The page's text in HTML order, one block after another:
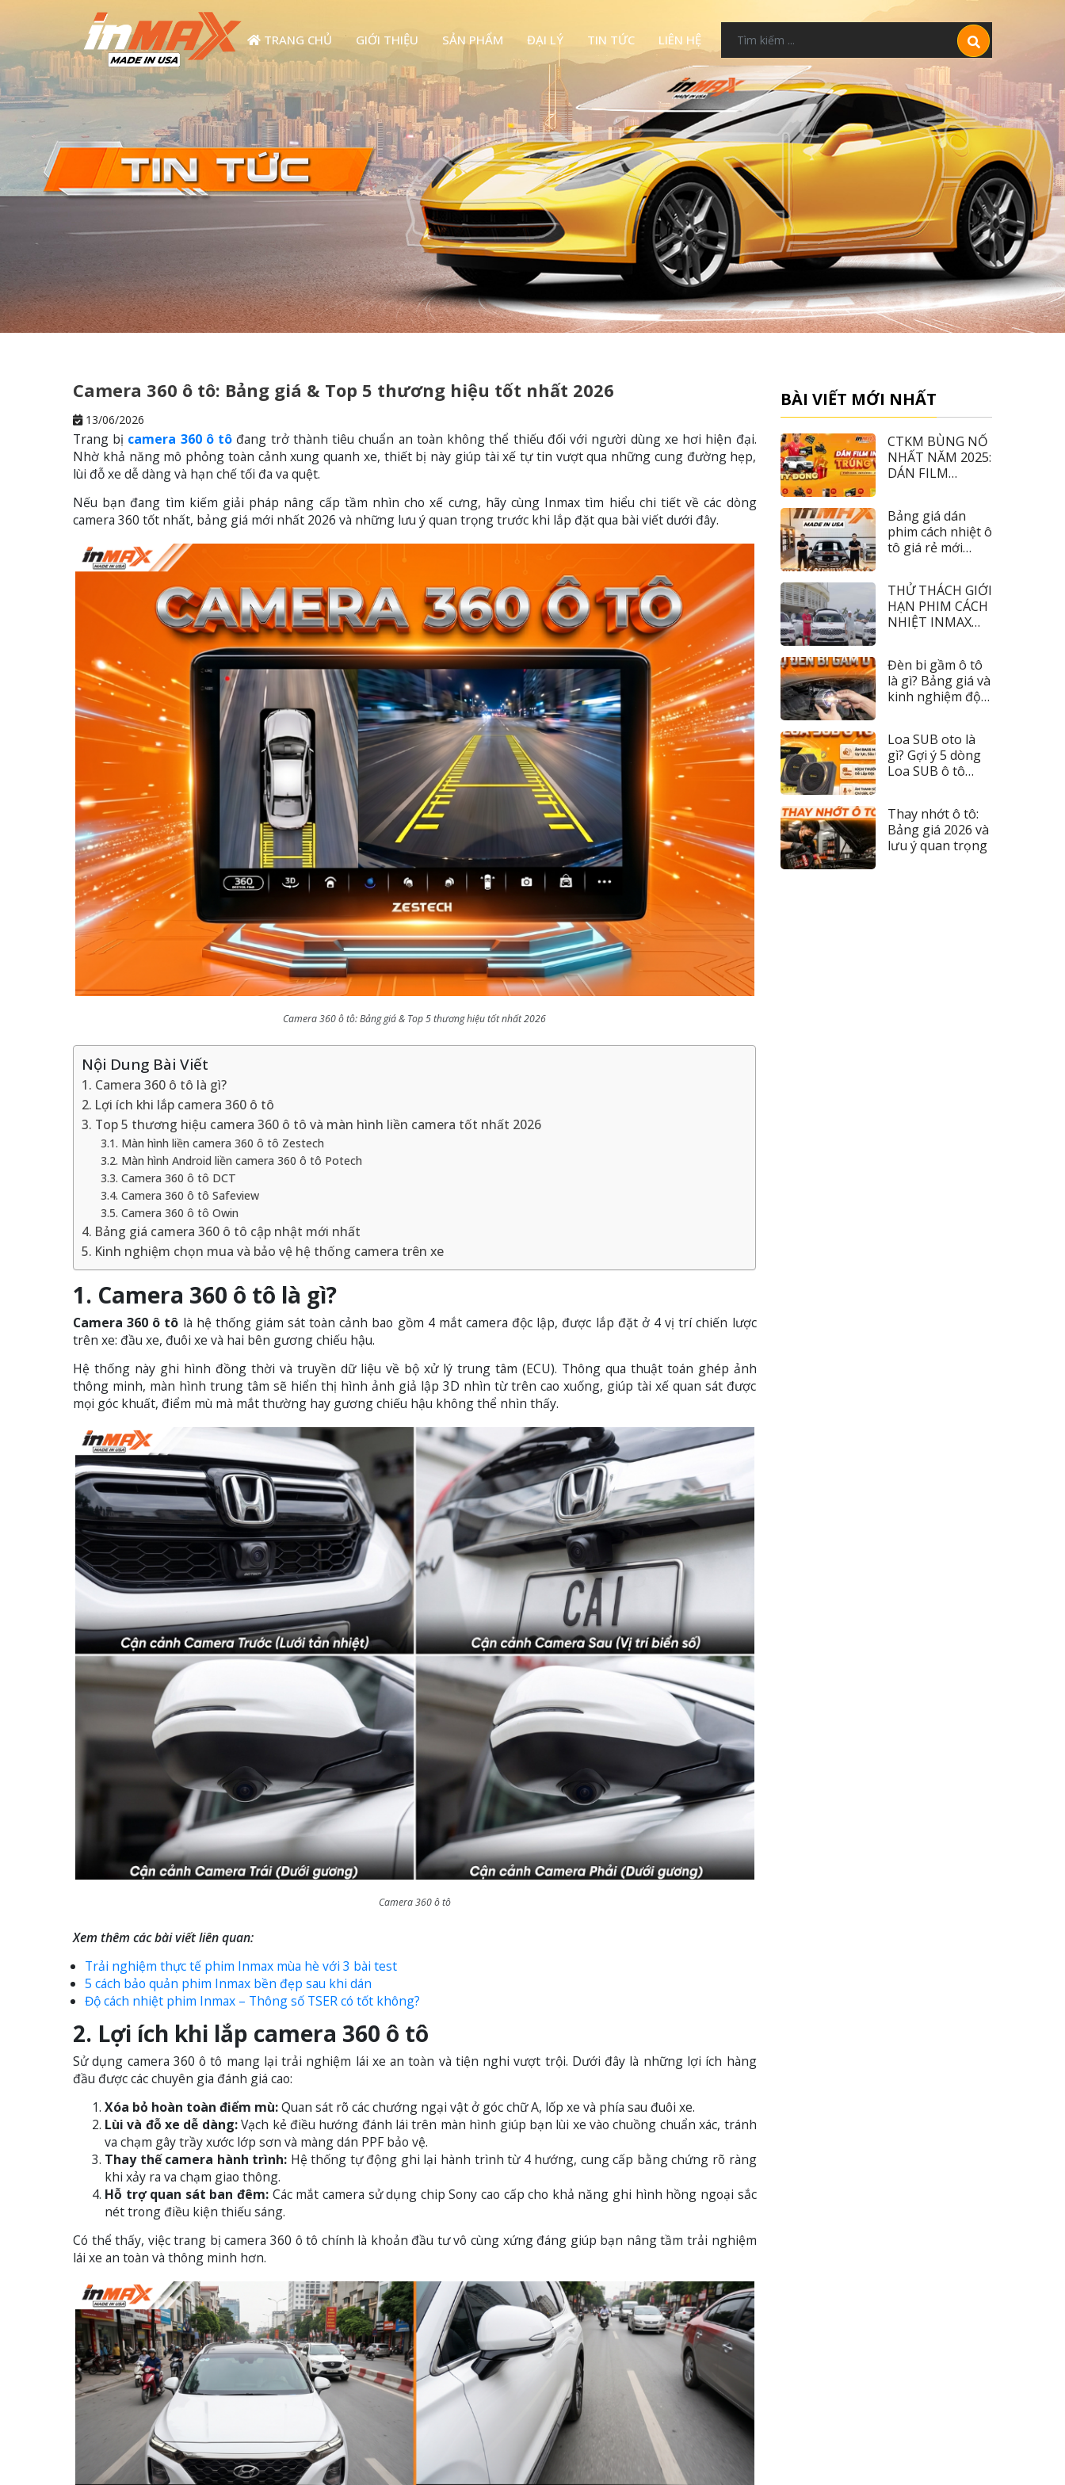
TRANG CHỦ GIỚI THIỆU SẢN PHẨM ĐẠI LÝ TIN TỨC LIÊN HỆ
Camera 360 ô tô: Bảng giá & Top 5 thương hiệu tốt nhất 2026
13/06/2026
Trang bị camera 360 ô tô đang trở thành tiêu chuẩn an toàn không thể thiếu đối với người dùng xe hơi hiện đại.
Nhờ khả năng mô phỏng toàn cảnh xung quanh xe, thiết bị này giúp tài xế tự tin vượt qua những cung đường hẹp,
lùi đỗ xe dễ dàng và hạn chế tối đa va quệt.
Nếu bạn đang tìm kiếm giải pháp nâng cấp tầm nhìn cho xế cưng, hãy cùng Inmax tìm hiểu chi tiết về các dòng
camera 360 tốt nhất, bảng giá mới nhất 2026 và những lưu ý quan trọng trước khi lắp đặt qua bài viết dưới đây.
Camera 360 ô tô: Bảng giá & Top 5 thương hiệu tốt nhất 2026
Nội Dung Bài Viết
1. Camera 360 ô tô là gì?
2. Lợi ích khi lắp camera 360 ô tô
3. Top 5 thương hiệu camera 360 ô tô và màn hình liền camera tốt nhất 2026
3.1. Màn hình liền camera 360 ô tô Zestech
3.2. Màn hình Android liền camera 360 ô tô Potech
3.3. Camera 360 ô tô DCT
3.4. Camera 360 ô tô Safeview
3.5. Camera 360 ô tô Owin
4. Bảng giá camera 360 ô tô cập nhật mới nhất
5. Kinh nghiệm chọn mua và bảo vệ hệ thống camera trên xe
1. Camera 360 ô tô là gì?
Camera 360 ô tô là hệ thống giám sát toàn cảnh bao gồm 4 mắt camera độc lập, được lắp đặt ở 4 vị trí chiến lược
trên xe: đầu xe, đuôi xe và hai bên gương chiếu hậu.
Hệ thống này ghi hình đồng thời và truyền dữ liệu về bộ xử lý trung tâm (ECU). Thông qua thuật toán ghép ảnh
thông minh, màn hình trung tâm sẽ hiển thị hình ảnh giả lập 3D nhìn từ trên cao xuống, giúp tài xế quan sát được
mọi góc khuất, điểm mù mà mắt thường hay gương chiếu hậu không thể nhìn thấy.
Camera 360 ô tô
Xem thêm các bài viết liên quan:
Trải nghiệm thực tế phim Inmax mùa hè với 3 bài test
5 cách bảo quản phim Inmax bền đẹp sau khi dán
Độ cách nhiệt phim Inmax – Thông số TSER có tốt không?
2. Lợi ích khi lắp camera 360 ô tô
Sử dụng camera 360 ô tô mang lại trải nghiệm lái xe an toàn và tiện nghi vượt trội. Dưới đây là những lợi ích hàng
đầu được các chuyên gia đánh giá cao:
Xóa bỏ hoàn toàn điểm mù:Quan sát rõ các chướng ngại vật ở góc chữ A, lốp xe và phía sau đuôi xe.
Lùi và đỗ xe dễ dàng:Vạch kẻ điều hướng đánh lái trên màn hình giúp bạn lùi xe vào chuồng chuẩn xác, tránh
va chạm gây trầy xước lớp sơn và màng dán PPF bảo vệ.
Thay thế camera hành trình: Hệ thống tự động ghi lại hành trình từ 4 hướng, cung cấp bằng chứng rõ ràng
khi xảy ra va chạm giao thông.
Hỗ trợ quan sát ban đêm: Các mắt camera sử dụng chip Sony cao cấp cho khả năng ghi hình hồng ngoại sắc
nét trong điều kiện thiếu sáng.
Có thể thấy, việc trang bị camera 360 ô tô chính là khoản đầu tư vô cùng xứng đáng giúp bạn nâng tầm trải nghiệm
lái xe an toàn và thông minh hơn.
BÀI VIẾT MỚI NHẤT
CTKM BÙNG NỔ
NHẤT NĂM 2025:
DÁN FILM
Bảng giá dán
phim cách nhiệt ô
tô giá rẻ mới
THỬ THÁCH GIỚI
HẠN PHIM CÁCH
NHIỆT INMAX
DŨNG
Đèn bi gầm ô tô
là gì? Bảng giá và
kinh nghiệm độ
Loa SUB oto là
gì? Gợi ý 5 dòng
Loa SUB ô tô
Thay nhớt ô tô:
Bảng giá 2026 và
lưu ý quan trọng